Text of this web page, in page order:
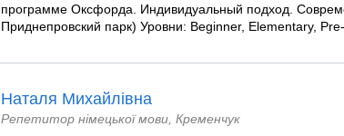
программе Оксфорда. Индивидуальный подход.
Приднепровский парк) Уровни: Beginner, Elementary,
Наталя Михайлівна
Репетитор німецької мови, Кременчук